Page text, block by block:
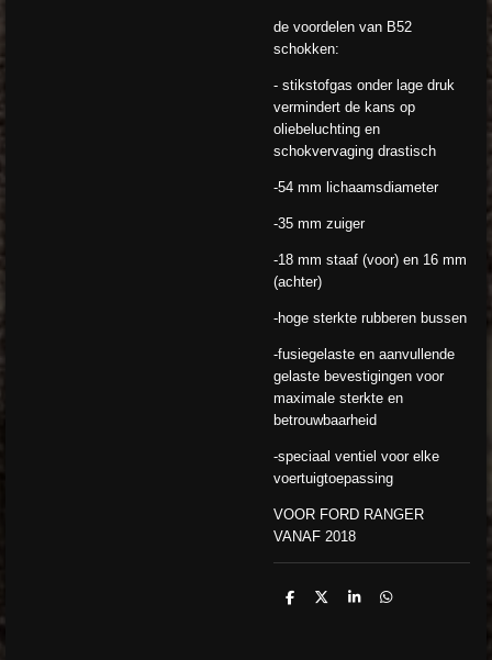
de voordelen van B52
schokken:
- stikstofgas onder lage druk
vermindert de kans op
oliebeluchting en
schokvervaging drastisch
-54 mm lichaamsdiameter
-35 mm zuiger
-18 mm staaf (voor) en 16 mm
(achter)
-hoge sterkte rubberen bussen
-fusiegelaste en aanvullende
gelaste bevestigingen voor
maximale sterkte en
betrouwbaarheid
-speciaal ventiel voor elke
voertuigtoepassing
VOOR FORD RANGER
VANAF 2018
D
D
S
D